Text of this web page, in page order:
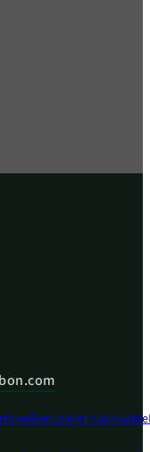
Extrudierte Aktivkohle